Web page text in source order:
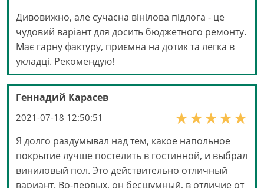
Дивовижно, але сучасна вінілова підлога - це
чудовий варіант для досить бюджетного ремонту.
Має гарну фактуру, приємна на дотик та легка в
укладці. Рекомендую!
Геннадий Карасев
2021-07-18 12:50:51
Я долго раздумывал над тем, какое напольное
покрытие лучше постелить в гостинной, и выбрал
виниловый пол. Это действительно отличный
вариант. Во-первых, он бесшумный, в отличие от